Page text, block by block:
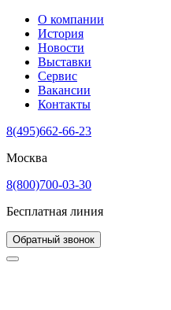
О компании
История
Новости
Выставки
Сервис
Вакансии
Контакты
8(495)662-66-23
Москва
8(800)700-03-30
Бесплатная линия
Обратный звонок